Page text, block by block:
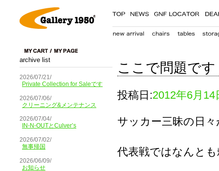
archive list
2026/07/21/
Private Collection for Saleです
2026/07/06/
クリーニング&メンテナンス
2026/07/04/
IN-N-OUTとCulver’s
2026/07/02/
無事帰国
2026/06/09/
お知らせ
ここで問題です
投稿日:2012年6月14
サッカー三昧の日
代表戦ではなんと